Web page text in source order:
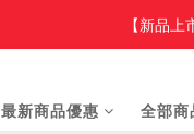
加入新會員 領
【新品
【新
加入新會員 領
最新商品優惠 全部商